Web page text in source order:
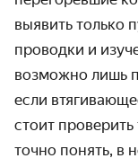
выявить только
проводки и
возможно лишь
если
стоит
точно понять, в